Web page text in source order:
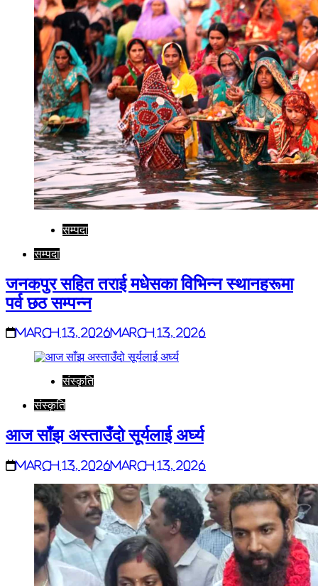
सम्पदा
सम्पदा
जनकपुर सहित तराई मधेसका विभिन्न स्थानहरूमा
पर्व छठ सम्पन्न
March 13, 2026March 13, 2026
संस्कृति
संस्कृति
आज साँझ अस्ताउँदो सूर्यलाई अर्घ्य
March 13, 2026March 13, 2026